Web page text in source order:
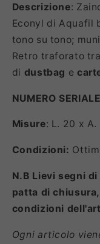
Descrizione:
Econyl di Aquafil
tono su tono;
Retro traforato
di dustbag e
NUMERO
Misure: L. 20 x
Condizioni:
N.B Lievi segni
patta di
condizioni
Ogni articolo